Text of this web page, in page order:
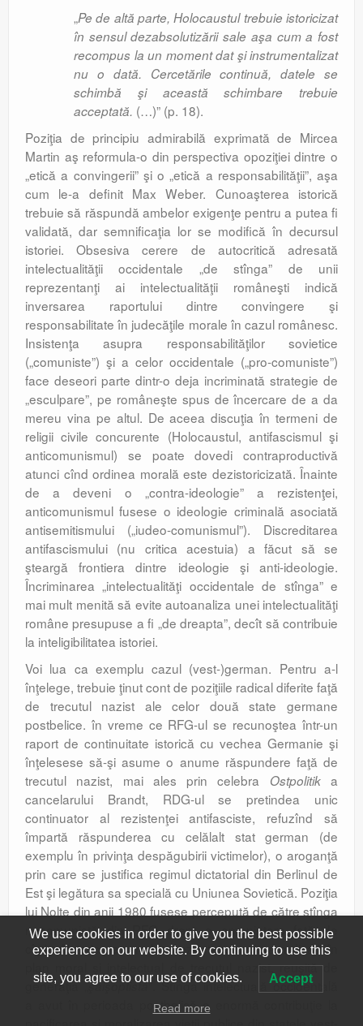
„Pe de altă parte, Holocaustul trebuie istoricizat
în sensul dezabsolutizării sale aşa cum a fost
recompus la un moment dat şi instrumentalizat
nu o dată. Cercetările continuă, datele se
schimbă şi această schimbare trebuie
acceptată. (…)” (p. 18).
Poziţia de principiu admirabilă exprimată de Mircea
Martin aş reformula-o din perspectiva opoziţiei dintre o
„etică a convingerii” şi o „etică a responsabilităţii”, aşa
cum le-a definit Max Weber. Cunoaşterea istorică
trebuie să răspundă ambelor exigenţe pentru a putea fi
validată, dar semnificaţia lor se modifică în decursul
istoriei. Obsesiva cerere de autocritică adresată
intelectualităţii occidentale „de stînga” de unii
reprezentanţi ai intelectualităţii româneşti indică
inversarea raportului dintre convingere şi
responsabilitate în judecăţile morale în cazul românesc.
Insistenţa asupra responsabilităţilor sovietice
(„comuniste”) şi a celor occidentale („pro-comuniste”)
face deseori parte dintr-o deja incriminată strategie de
„esculpare”, pe româneşte spus de încercare de a da
mereu vina pe altul. De aceea discuţia în termeni de
religii civile concurente (Holocaustul, antifascismul şi
anticomunismul) se poate dovedi contraproductivă
atunci cînd ordinea morală este dezistoricizată. Înainte
de a deveni o „contra-ideologie” a rezistenţei,
anticomunismul fusese o ideologie criminală asociată
antisemitismului („iudeo-comunismul”). Discreditarea
antifascismului (nu critica acestuia) a făcut să se
şteargă frontiera dintre ideologie şi anti-ideologie.
Încriminarea „intelectualităţi occidentale de stînga” e
mai mult menită să evite autoanaliza unei intelectualităţi
române presupuse a fi „de dreapta”, decît să contribuie
la inteligibilitatea istoriei.
Voi lua ca exemplu cazul (vest-)german. Pentru a-l
înţelege, trebuie ţinut cont de poziţiile radical diferite faţă
de trecutul nazist ale celor două state germane
postbelice. în vreme ce RFG-ul se recunoştea într-un
raport de continuitate istorică cu vechea Germanie şi
înţelesese să-şi asume o anume răspundere faţă de
trecutul nazist, mai ales prin celebra Ostpolitika
cancelarului Brandt, RDG-ul se pretindea unic
continuator al rezistenţei antifasciste, refuzînd să
împartă răspunderea cu celălalt stat german (de
exemplu în privinţa despăgubirii victimelor), o aroganţă
prin care se justifica regimul dictatorial din Berlinul de
Est şi legătura sa specială cu Uniunea Sovietică. Poziţia
lui Nolte din anii 1980 fusese percepută de către stînga
necomunistă din RFG drept o ameninţare faţă de
cîştigul istoric pe care-l reprezentase ruptura radicală în
plan moral şi intelectual de trecutul nazist, reuşită de
generaţia „şaişoptistă”. Stînga intelectuală occidentală
a avut în perioada postbelică o enormă contribuţie la
We use cookies in order to give you the best possible
experience on our website. By continuing to use this
site, you agree to our use of cookies. Accept
Read more